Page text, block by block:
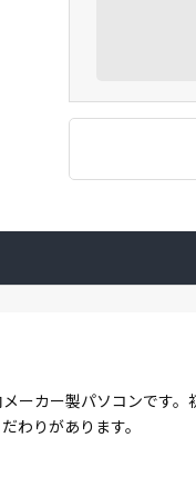
ーカー製パソコンです
わりがあります。